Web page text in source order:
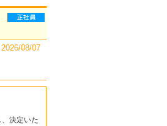
08/07
決定いた